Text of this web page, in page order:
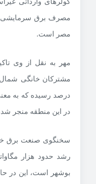
مصر است.
در این منطقه منجر
سخنگوی صنعت برق
رشد حدود هزار
بوشهر است، این در